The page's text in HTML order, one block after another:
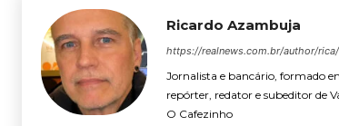
Ricardo Azambuja
https://realnews.com.br/author/rica/
Jornalista e bancário, formado
repórter, redator e subeditor de
O Cafezinho